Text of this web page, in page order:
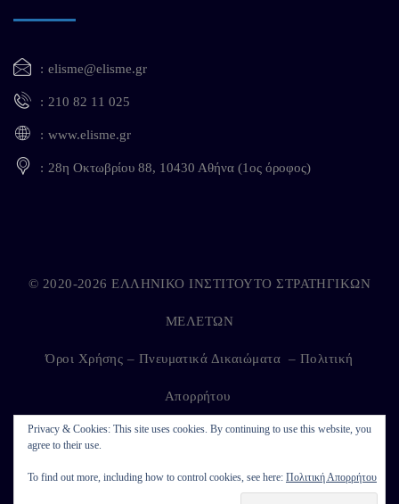
elisme@elisme.gr
210 82 11 025
www.elisme.gr
28η Οκτωβρίου 88, 10430 Αθήνα (1ος όροφος)
Privacy & Cookies: This site uses cookies. By continuing to use this website, you
agree to their use.
To find out more, including how to control cookies, see here: Πολιτική Απορρήτου
© 2020-2026 ΕΛΛΗΝΙΚΟ ΙΝΣΤΙΤΟΥΤΟ ΣΤΡΑΤΗΓΙΚΩΝ
ΜΕΛΕΤΩΝ
Όροι Χρήσης – Πνευματικά Δικαιώματα – Πολιτική
Απορρήτου
Developed by